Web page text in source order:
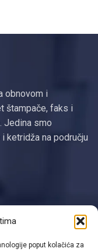
poput kolačića za
obnovom i
štampače, faks i
Jedina smo
ketridža na području